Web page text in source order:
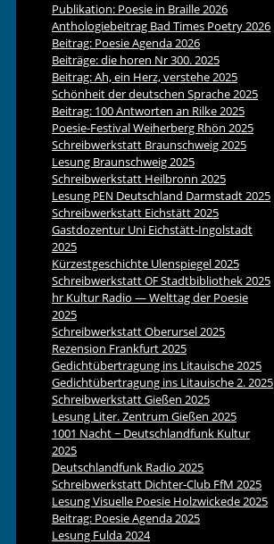
Publikation: Poesie in Braille 2026
Anthologiebeitrag Bad Times Poetry 2026
Beitrag: Poesie Agenda 2026
Beiträge: die horen Nr 300. 2025
Beitrag: Ah, ein Herz, verstehe 2025
Schönheit der deutschen Sprache 2025
Beitrag: 100 Antworten an Rilke 2025
Poesie-Festival Weiherberg Rhön 2025
Schreibwerkstatt Braunschweig 2025
Lesung Braunschweig 2025
Schreibwerkstatt Heilbronn 2025
Lesung PEN Deutschland Darmstadt 2025
Schreibwerkstatt Eichstätt 2025
Gastdozentur Uni Eichstätt-Ingolstadt
2025
Kürzestgeschichte Ulenspiegel 2025
SchreibwerkstattOFStadtbibliothek 2025
hr Kultur Radio — Welttag der Poesie
2025
Schreibwerkstatt Oberursel 2025
Rezension Frankfurt 2025
Gedichtübertragung ins Litauische 2025
Gedichtübertragung ins Litauische 2. 2025
Schreibwerkstatt Gießen 2025
Lesung Liter. Zentrum Gießen 2025
1001 Nacht ~ Deutschlandfunk Kultur
2025
Deutschlandfunk Radio 2025
Schreibwerkstatt Dichter-Club FfM 2025
Lesung Visuelle Poesie Holzwickede 2025
Beitrag: Poesie Agenda 2025
Lesung Fulda 2024